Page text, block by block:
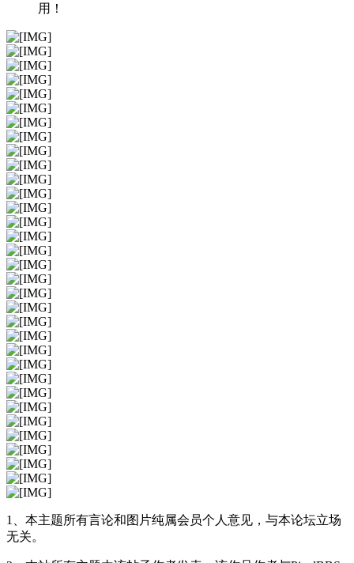
用！
1、本主题所有言论和图片纯属会员个人意见，与本论坛立场
无关。